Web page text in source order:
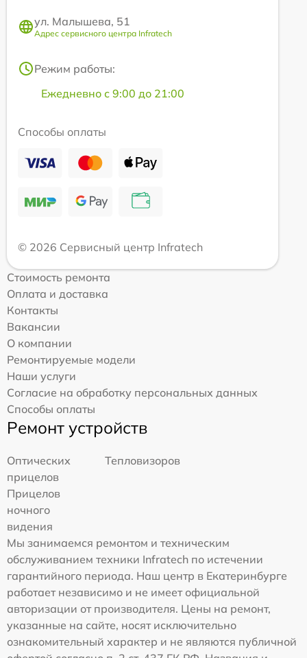
ул. Малышева, 51
Адрес сервисного центра Infratech
Режим работы:
Ежедневно с 9:00 до 21:00
Способы оплаты
© 2026 Сервисный центр Infratech
Стоимость ремонта
Оплата и доставка
Контакты
Вакансии
О компании
Ремонтируемые модели
Наши услуги
Согласие на обработку персональных данных
Способы оплаты
Ремонт устройств
Оптических
прицелов
Тепловизоров
Прицелов
ночного
видения
Мы занимаемся ремонтом и техническим
обслуживанием техники Infratech по истечении
гарантийного периода. Наш центр в Екатеринбурге
работает независимо и не имеет официальной
авторизации от производителя. Цены на ремонт,
указанные на сайте, носят исключительно
ознакомительный характер и не являются публичной